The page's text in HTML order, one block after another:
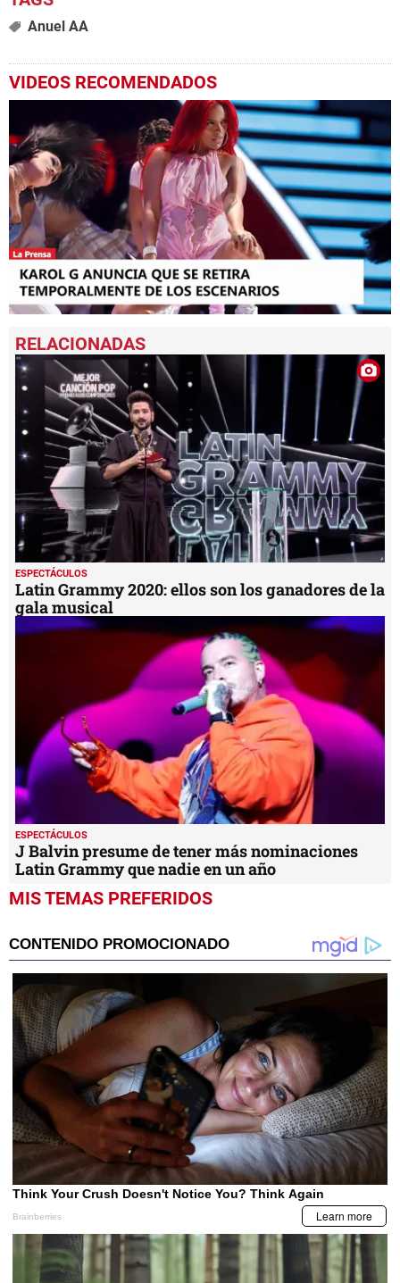
Anuel AA
VIDEOS RECOMENDADOS
seconds
of
minute,
13
seconds
ESPECTÁCULOS
Latin Grammy 2020: ellos son los ganadores de la
gala musical
ESPECTÁCULOS
J Balvin presume de tener más nominaciones
Latin Grammy que nadie en un año
MIS TEMAS PREFERIDOS